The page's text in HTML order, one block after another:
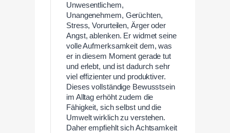
Unwesentlichem,
Unangenehmem, Gerüchten,
Stress, Vorurteilen, Ärger oder
Angst, ablenken. Er widmet seine
volle Aufmerksamkeit dem, was
er in diesem Moment gerade tut
und erlebt, und ist dadurch sehr
viel effizienter und produktiver.
Dieses vollständige Bewusstsein
im Alltag erhöht zudem die
Fähigkeit, sich selbst und die
Umwelt wirklich zu verstehen.
Daher empfiehlt sich Achtsamkeit